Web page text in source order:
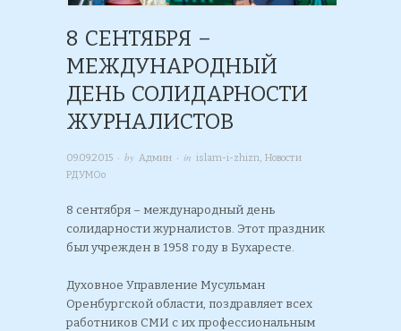
8 CЕНТЯБРЯ –
МЕЖДУНАРОДНЫЙ
ДЕНЬ СОЛИДАРНОСТИ
ЖУРНАЛИСТОВ
09.09.2015 · by Админ · in islam-i-zhizn, Новости
РДУМОо
8 сентября – международный день
солидарности журналистов. Этот праздник
был учрежден в 1958 году в Бухаресте.
Духовное Управление Мусульман
Оренбургской области, поздравляет всех
работников СМИ с их профессиональным